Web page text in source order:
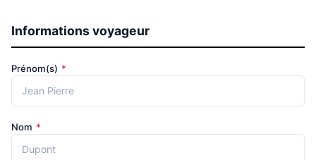
Informations voyageur
Prénom(s) *
Nom *